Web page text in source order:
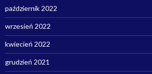
październik 2022
wrzesień 2022
kwiecień 2022
grudzień 2021